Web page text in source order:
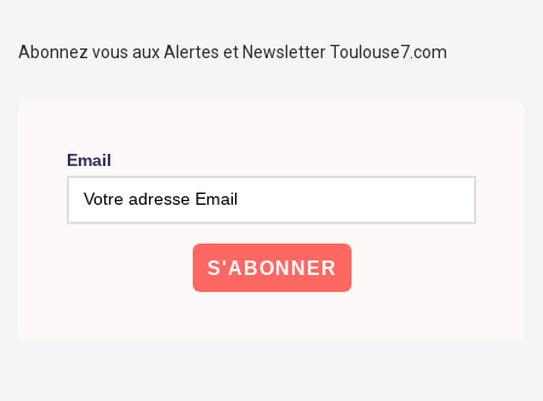
Abonnez vous aux Alertes et Newsletter Toulouse7.com
Email